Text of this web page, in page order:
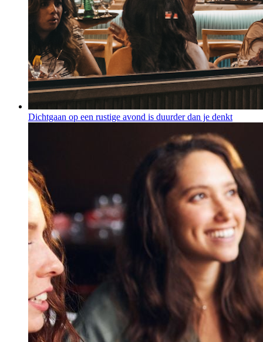
Dichtgaan op een rustige avond is duurder dan je denkt